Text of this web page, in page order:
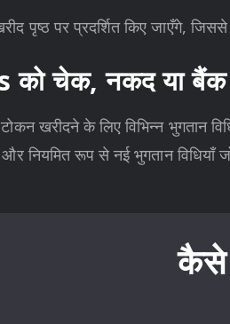
पृष्ठ पर प्रदर्शित किए जाएँगे,
चेक, नकद या बैंक
खरीदने के लिए विभिन्न भुगतान
नियमित रूप से नई भुगतान विधियाँ
कैसे